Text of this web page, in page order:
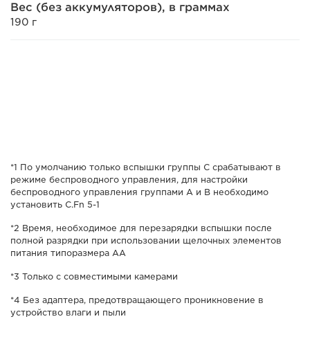
Вес (без аккумуляторов), в граммах
190 г
*1 По умолчанию только вспышки группы C срабатывают в
режиме беспроводного управления, для настройки
беспроводного управления группами A и B необходимо
установить C.Fn 5-1
*2 Время, необходимое для перезарядки вспышки после
полной разрядки при использовании щелочных элементов
питания типоразмера AA
*3 Только с совместимыми камерами
*4 Без адаптера, предотвращающего проникновение в
устройство влаги и пыли